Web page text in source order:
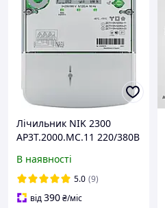
Лічильник NIK 2300
AP3T.2000.MC.11 220/380В
багатотарифний з
параметризацією (день-
ніч)
В наявності
5.0 (9)
від390₴/міс